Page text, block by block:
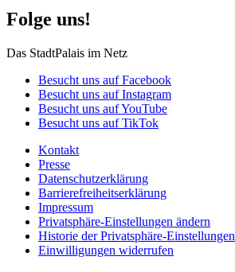
Folge uns!
Das StadtPalais im Netz
Besucht uns auf Facebook
Besucht uns auf Instagram
Besucht uns auf YouTube
Besucht uns auf TikTok
Kontakt
Presse
Datenschutz­erklärung
Barrierefreiheitserklärung
Impressum
Privatsphäre-Einstellungen ändern
Historie der Privatsphäre-Einstellungen
Einwilligungen widerrufen